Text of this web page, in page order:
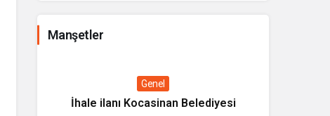
Manşetler
Genel
İhale ilanı Kocasinan Belediyesi